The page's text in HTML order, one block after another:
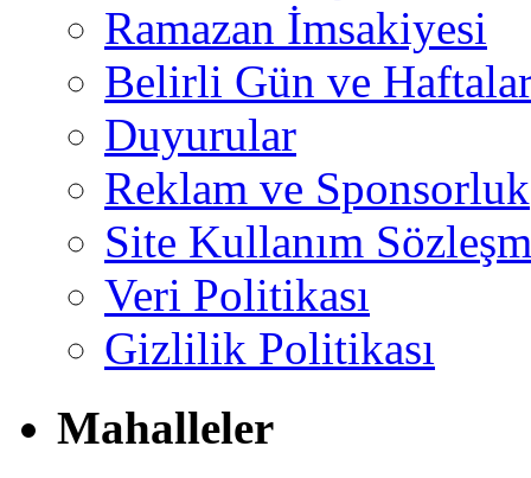
Ramazan İmsakiyesi
Belirli Gün ve
Duyurular
Reklam ve Sponsorluk
Site Kullanım
Veri Politikası
Gizlilik Politikası
Mahalleler